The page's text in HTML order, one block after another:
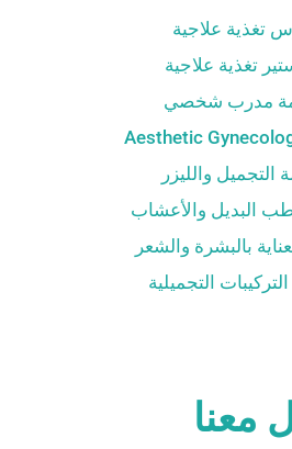
تغذية علاجية
تغذية علاجية
مدرب شخصي
Aesthetic
التجميل والليزر
البديل والأعشاب
بالبشرة والشعر
التجميلية
معنا